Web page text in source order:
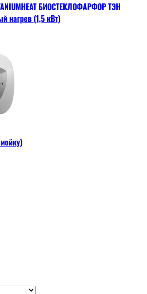
БИОСТЕКЛОФАРФОР ТЭН
нагрев (1,5 кВт)